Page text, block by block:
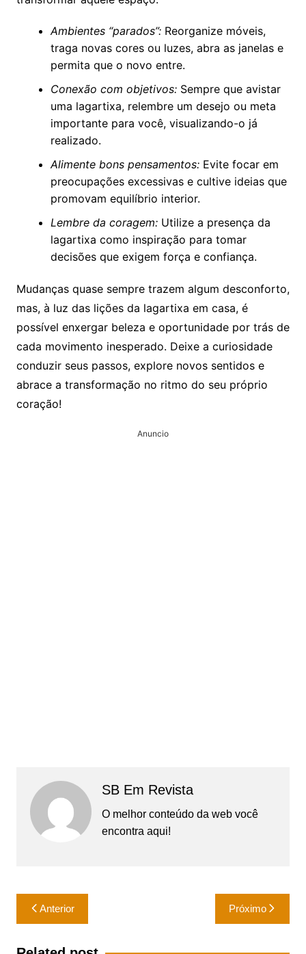
Ambientes “parados”:Reorganize móveis,
traga novas cores ou luzes, abra as janelas e
permita que o novo entre.
Conexão com objetivos:Sempre que avistar
uma lagartixa, relembre um desejo ou meta
importante para você, visualizando-o já
realizado.
Alimente bons pensamentos:Evite focar em
preocupações excessivas e cultive ideias que
promovam equilíbrio interior.
Lembre da coragem:Utilize a presença da
lagartixa como inspiração para tomar
decisões que exigem força e confiança.
Mudanças quase sempre trazem algum desconforto,
mas, à luz das lições da lagartixa em casa, é
possível enxergar beleza e oportunidade por trás de
cada movimento inesperado. Deixe a curiosidade
conduzir seus passos, explore novos sentidos e
abrace a transformação no ritmo do seu próprio
coração!
Anuncio
SB Em Revista
O melhor conteúdo da web você
encontra aqui!
Navegação
de
Post
Anterior Próximo